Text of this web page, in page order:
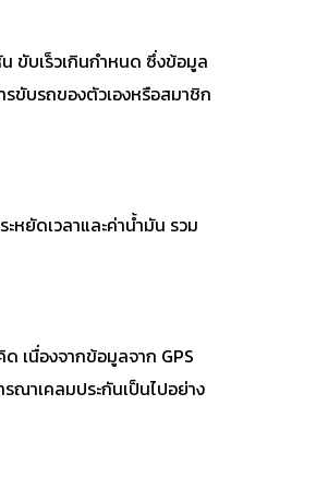
ขับเร็วเกินกำหนด ซึ่งข้อมูล
ขับรถของตัวเองหรือสมาชิก
หยัดเวลาและค่าน้ำมัน รวม
เนื่องจากข้อมูลจาก GPS
ณาเคลมประกันเป็นไปอย่าง